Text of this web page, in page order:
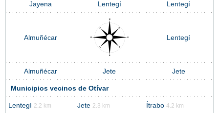
Jayena Lentegí Lentegí
Almuñécar Lentegí
Almuñécar Jete Jete
Municipios vecinos de Otívar
Lentegí 2.2 km Jete 2.3 km Ítrabo 4.2 km